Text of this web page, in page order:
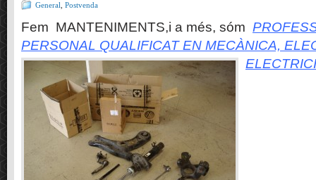
General Postvenda
Fem MANTENIMENTS,i a més, sóm
PERSONAL QUALIFICAT EN MECÀNICA,